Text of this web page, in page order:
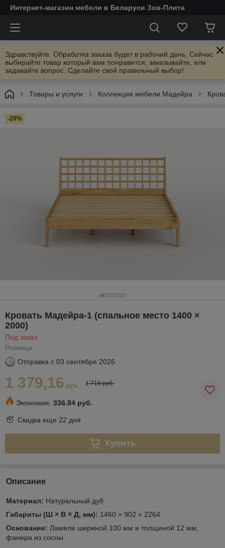
Интернет-магазин мебели в Беларуси Зов-Плита
Здравствуйте. Обработка заказа будет в рабочий день. Сейчас
выбирайте товар который вам понравится, заказывайте, или
задавайте вопрос. Сделайте свой правильный выбор!
Товары и услуги Коллекция мебели Мадейра
-20%
Кровать Мадейра‑1 (спальное место 1400 ×
2000)
Под заказ
Розница
Отправка с 03 сентября 2026
1 379,16 руб. 1 716 руб.
Экономия: 336.84 руб.
Скидка еще 22 дня
Купить
Описание
Материал: Натуральный дуб
Габариты (Ш × В × Д, мм): 1460 × 902 × 2264
Основание: Ламели шириной 100 мм и толщиной 12 мм,
фанера из сосны